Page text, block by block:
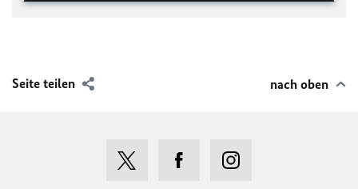
Seite teilen nach oben